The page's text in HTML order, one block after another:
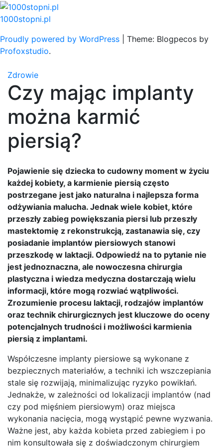
Skip
to
1000stopni.pl
Proudly powered by WordPress
Theme: Blogpecos by
Profoxstudio.
Zdrowie
Czy mając implanty
można karmić
piersią?
Pojawienie się dziecka to cudowny moment w życiu
każdej kobiety, a karmienie piersią często
postrzegane jest jako naturalna i najlepsza forma
odżywiania malucha. Jednak wiele kobiet, które
przeszły zabieg powiększania piersi lub przeszły
mastektomię z rekonstrukcją, zastanawia się, czy
posiadanie implantów piersiowych stanowi
przeszkodę w laktacji. Odpowiedź na to pytanie nie
jest jednoznaczna, ale nowoczesna chirurgia
plastyczna i wiedza medyczna dostarczają wielu
informacji, które mogą rozwiać wątpliwości.
Zrozumienie procesu laktacji, rodzajów implantów
oraz technik chirurgicznych jest kluczowe do oceny
potencjalnych trudności i możliwości karmienia
piersią z implantami.
Współczesne implanty piersiowe są wykonane z
bezpiecznych materiałów, a techniki ich wszczepiania
stale się rozwijają, minimalizując ryzyko powikłań.
Jednakże, w zależności od lokalizacji implantów (nad
czy pod mięśniem piersiowym) oraz miejsca
wykonania nacięcia, mogą wystąpić pewne wyzwania.
Ważne jest, aby każda kobieta przed zabiegiem i po
nim konsultowała się z doświadczonym chirurgiem